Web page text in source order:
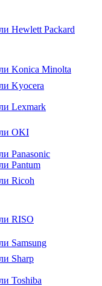
Hewlett Packard
Konica Minolta
Kyocera
Lexmark
OKI
Panasonic
Pantum
Ricoh
RISO
Samsung
Sharp
Toshiba